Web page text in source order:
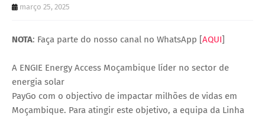
março 25, 2025
NOTA: Faça parte do nosso canal no WhatsApp [AQUI]
A ENGIE Energy Access Moçambique líder no sector de
energia solar
PayGo com o objectivo de impactar milhões de vidas em
Moçambique. Para atingir este objetivo, a equipa da Linha